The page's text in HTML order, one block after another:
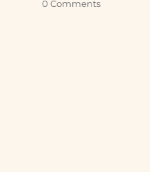
0 Comments